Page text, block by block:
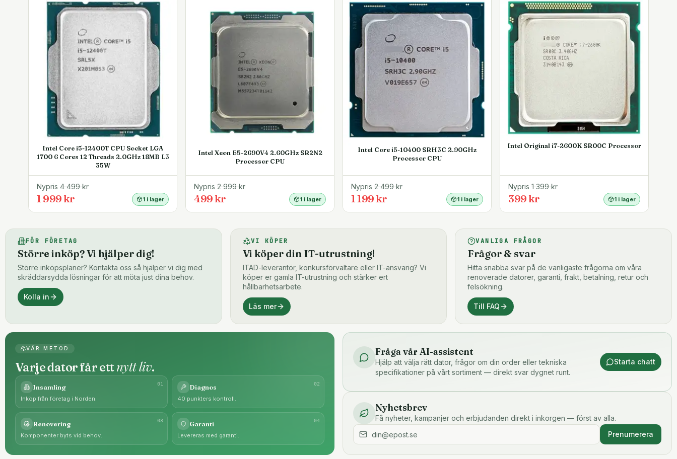
Intel Core i5-12400T CPU Socket LGA
1700 6 Cores 12 Threads 2.0GHz 18MB L3
35W
Nypris 4 499kr
1 999 kr 1 i lager
Intel Xeon E5-2690V4 2.60GHz SR2N2
Processor CPU
Nypris 2 999kr
499 kr 1 i lager
Intel Core i5-10400 SRH3C 2.90GHz
Processor CPU
Nypris 2 499kr
1 199 kr 1 i lager
Intel Original i7-2600K SR00C Processor
Nypris 1 399kr
399 kr 1 i lager
FÖR FÖRETAG
Större inköp? Vi hjälper dig!
Större inköpsplaner? Kontakta oss så hjälper vi dig med
skräddarsydda lösningar för att möta just dina behov.
Kolla in
VI KÖPER
Vi köper din IT-utrustning!
ITAD-leverantör, konkursförvaltare eller IT-ansvarig? Vi
köper er gamla IT-utrustning och stärker ert
hållbarhetsarbete.
Läs mer
VANLIGA FRÅGOR
Frågor & svar
Hitta snabba svar på de vanligaste frågorna om våra
renoverade datorer, garanti, frakt, betalning, retur och
felsökning.
Till FAQ
VÅR METOD
Varje dator får ettnytt liv.
01
Insamling
Inköp från företag i Norden.
02
Diagnos
40 punkters kontroll.
03
Renovering
Komponenter byts vid behov.
04
Garanti
Levereras med garanti.
Fråga vår AI-assistent
Hjälp att välja rätt dator, frågor om din order eller tekniska
specifikationer på vårt sortiment — direkt svar dygnet runt.
Starta chatt
Nyhetsbrev
Få nyheter, kampanjer och erbjudanden direkt i inkorgen — först av alla.
Prenumerera